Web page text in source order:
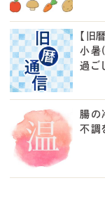
【旧
小
過ご
腸の
不調